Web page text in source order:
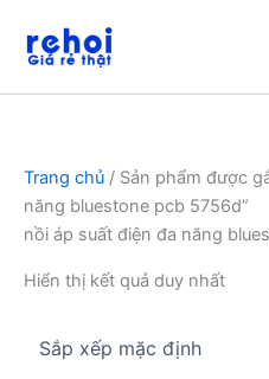
dung
Trang chủ / Sản phẩm được
năng bluestone pcb 5756d”
nồi áp suất điện đa năng
Hiển thị kết quả duy nhất